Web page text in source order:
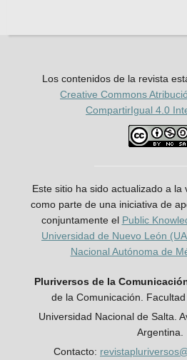
Los contenidos de la revista
Creative Commons
CompartirIgual 4.0
Este sitio ha sido actualizado a la
como parte de una iniciativa de
conjuntamente el Public
Universidad de Nuevo León
Nacional Autónoma de
Pluriversos de la
de la Comunicación.
Universidad Nacional de Salta.
Argentina.
Contacto: